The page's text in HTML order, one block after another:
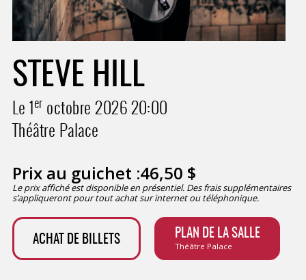
STEVE HILL
Le 1er octobre 202620:00
Théâtre Palace
Prix au guichet :46,50 $
Le prix affiché est disponible en présentiel. Des frais supplémentaires
s’appliqueront pour tout achat sur internet ou téléphonique.
ACHAT DE BILLETS PLAN DE LA SALLE
Théâtre Palace